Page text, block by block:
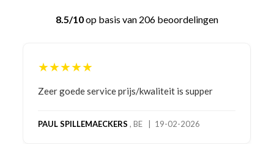
8.5/10op basis van 206 beoordelingen
★★★★★
Bestelling gedaan vanwege goede prijzen en
bestelling al ontvangen met gifts, waardoor je